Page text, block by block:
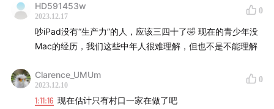
有任何想对我们说的、听我们聊的，都欢迎写信至
nick@sspai.com。
HD591453w
2023.12.17
0
吵iPad没有“生产力”的人，应该三四十了🤣 现在的青少年没
Mac的经历，我们这些中年人很难理解，但也不是不能理解
Clarence_UMUm
2023.12.10
0
1:11:16 现在估计只有村口一家在做了吧